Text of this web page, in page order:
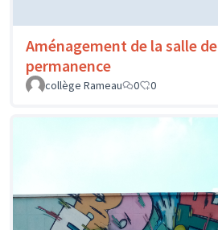
Aménagement de la salle de
permanence
collège Rameau
0 0